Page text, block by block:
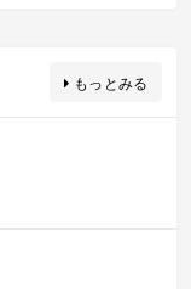
もっとみる